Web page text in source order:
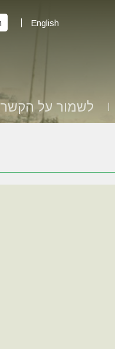
English
לשמור על הקשר